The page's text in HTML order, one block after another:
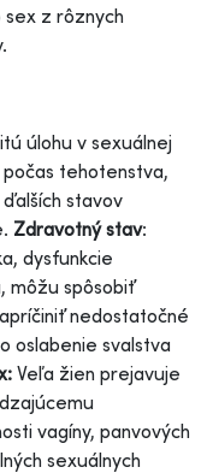
z rôznych
úlohu v sexuálnej
tehotenstva,
stavov
Zdravotný stav:
dysfunkcie
môžu spôsobiť
nedostatočné
oslabenie svalstva
Veľa žien prejavuje
vagíny, panvových
sexuálnych